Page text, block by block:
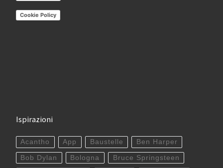
Cookie Policy
Ispirazioni
Acantho App Baustelle Ben Harper
Bob Dylan Bologna Bruce Springsteen